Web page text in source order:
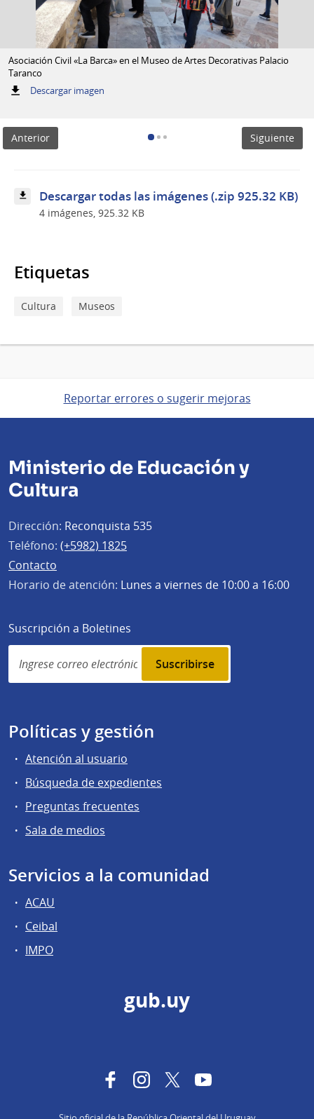
Asociación Civil «La Barca» en el Museo de Artes Decorativas Palacio
Taranco
Descargar imagen:
Artes
Decorativas
Anterior Siguiente
Descargar todas las imágenes (.zip 925.32 KB)
4 imágenes, 925.32 KB
Etiquetas
Cultura Museos
Reportar errores o sugerir mejoras
Ministerio de Educación y
Cultura
Dirección: Reconquista 535
Teléfono: (+5982) 1825
Contacto
Horario de atención: Lunes a viernes de 10:00 a 16:00
Suscripción a Boletines
Simplenews
subscription
Políticas y gestión
Atención al usuario
Búsqueda de expedientes
Preguntas frecuentes
Sala de medios
Servicios a la comunidad
ACAU
Ceibal
IMPO
gub.uy
FacebookInstagram
TwitterYouTube